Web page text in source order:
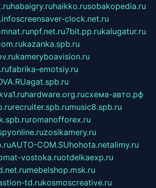
habaigry.ruhaikko.rusobakopedia.ru
screensaver-clock.net.ru
npf.net.ru7bit.pp.rukalugatur.ru
kazanka.spb.ru
kameryboavision.ru
fabrika-emotsiy.ru
agat.spb.ru
hardware.org.ruсхема-авто.рф
recruiter.spb.rumusic8.spb.ru
romanofforex.ru
zosikamery.ru
AUTO-COM.SUhohota.netalimy.ru
vostoka.ruotdelkaexp.ru
mebelshop.msk.ru
td.rukosmoscreative.ru